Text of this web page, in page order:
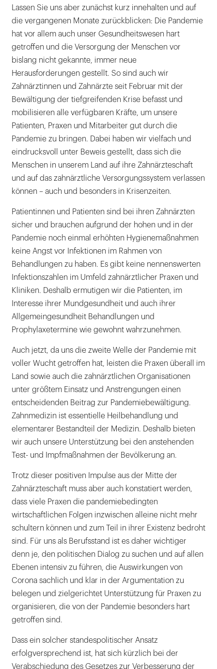
Lassen Sie uns aber zunächst kurz innehalten und auf
die vergangenen Monate zurückblicken: Die Pandemie
hat vor allem auch unser Gesundheitswesen hart
getroffen und die Versorgung der Menschen vor
bislang nicht gekannte, immer neue
Herausforderungen gestellt. So sind auch wir
Zahnärztinnen und Zahnärzte seit Februar mit der
Bewältigung der tiefgreifenden Krise befasst und
mobilisieren alle verfügbaren Kräfte, um unsere
Patienten, Praxen und Mitarbeiter gut durch die
Pandemie zu bringen. Dabei haben wir vielfach und
eindrucksvoll unter Beweis gestellt, dass sich die
Menschen in unserem Land auf ihre Zahnärzteschaft
und auf das zahnärztliche Versorgungssystem verlassen
können – auch und besonders in Krisenzeiten.
Patientinnen und Patienten sind bei ihren Zahnärzten
sicher und brauchen aufgrund der hohen und in der
Pandemie noch einmal erhöhten Hygienemaßnahmen
keine Angst vor Infektionen im Rahmen von
Behandlungen zu haben. Es gibt keine nennenswerten
Infektionszahlen im Umfeld zahnärztlicher Praxen und
Kliniken. Deshalb ermutigen wir die Patienten, im
Interesse ihrer Mundgesundheit und auch ihrer
Allgemeingesundheit Behandlungen und
Prophylaxetermine wie gewohnt wahrzunehmen.
Auch jetzt, da uns die zweite Welle der Pandemie mit
voller Wucht getroffen hat, leisten die Praxen überall im
Land sowie auch die zahnärztlichen Organisationen
unter größtem Einsatz und Anstrengungen einen
entscheidenden Beitrag zur Pandemiebewältigung.
Zahnmedizin ist essentielle Heilbehandlung und
elementarer Bestandteil der Medizin. Deshalb bieten
wir auch unsere Unterstützung bei den anstehenden
Test- und Impfmaßnahmen der Bevölkerung an.
Trotz dieser positiven Impulse aus der Mitte der
Zahnärzteschaft muss aber auch konstatiert werden,
dass viele Praxen die pandemiebedingten
wirtschaftlichen Folgen inzwischen alleine nicht mehr
schultern können und zum Teil in ihrer Existenz bedroht
sind. Für uns als Berufsstand ist es daher wichtiger
denn je, den politischen Dialog zu suchen und auf allen
Ebenen intensiv zu führen, die Auswirkungen von
Corona sachlich und klar in der Argumentation zu
belegen und zielgerichtet Unterstützung für Praxen zu
organisieren, die von der Pandemie besonders hart
getroffen sind.
Dass ein solcher standespolitischer Ansatz
erfolgversprechend ist, hat sich kürzlich bei der
Verabschiedung des Gesetzes zur Verbesserung der